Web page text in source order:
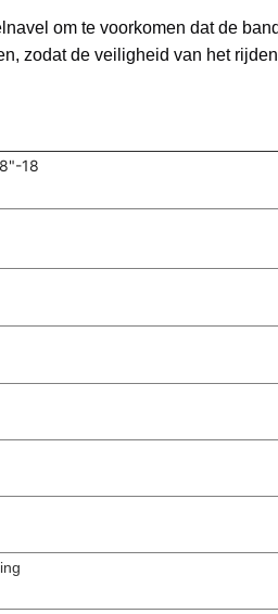
om te voorkomen dat de
zodat de veiligheid van het
18